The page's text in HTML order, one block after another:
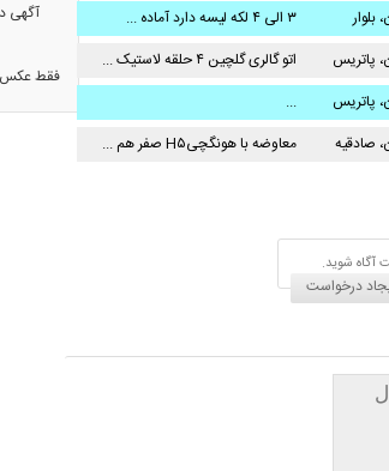
آگهی
فقط
بلوار
۳ الی ۴ لکه لیسه دارد آماده ...
پاتریس
اتو گالری گلچین ۴ حلقه لاستیک ...
پاتریس
...
صادقیه معاوضه با هونگچیH۵ صفر هم ...
آگاه شوید.
درخواست